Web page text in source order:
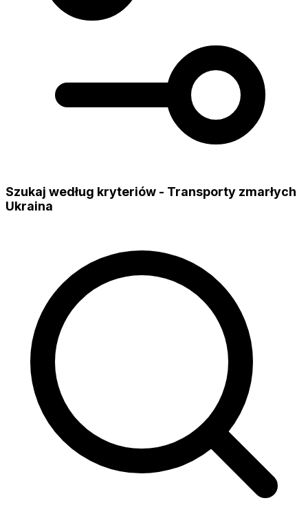
Szukaj według kryteriów - Transporty zmarłych
Ukraina